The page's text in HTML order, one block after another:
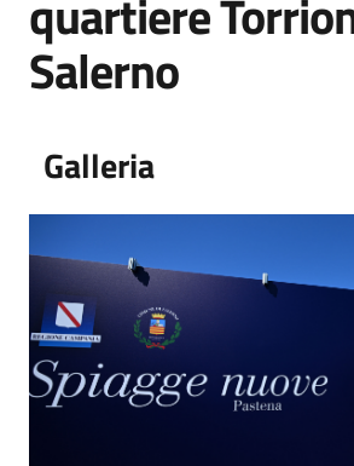
quartiere
Salerno
Galleria